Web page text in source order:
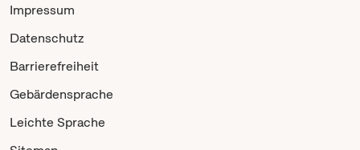
Impressum
Datenschutz
Barrierefreiheit
Gebärdensprache
Leichte Sprache